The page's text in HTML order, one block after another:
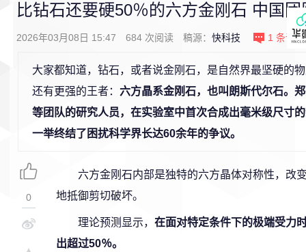
比钻石还要硬50％的六方金刚石 中国
2026年03月08日 15:47 684 次阅读 稿源： 快科技 1 条评论
大家都知道，钻石，或者说金刚石，是自然界最坚硬的
还有更强的王者： 六方晶系金刚石，也叫朗斯代尔石。
等团队的研究人员，在实验室中首次合成出毫米级尺寸
一举终结了困扰科学界长达60余年的争议。
六方金刚石内部是独特的六方晶体对称性，改
地抵御剪切破坏。
理论预测显示， 在面对特定条件下的极端受力
出超过50％。
0